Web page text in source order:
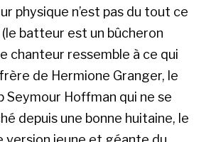
physique n’est pas du tout ce
(le batteur est un bûcheron
chanteur ressemble à ce qui
de Hermione Granger, le
Seymour Hoffman qui ne se
depuis une bonne huitaine, le